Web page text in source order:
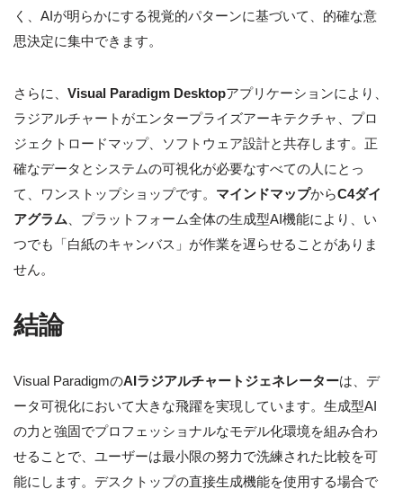
く、AIが明らかにする視覚的パターンに基づいて、的確な意
思決定に集中できます。
さらに、 Visual Paradigm Desktopアプリケーションにより、
ラジアルチャートがエンタープライズアーキテクチャ、プロ
ジェクトロードマップ、ソフトウェア設計と共存します。正
確なデータとシステムの可視化が必要なすべての人にとっ
て、ワンストップショップです。 マインドマップからC4ダイ
アグラム、プラットフォーム全体の生成型AI機能により、い
つでも「白紙のキャンバス」が作業を遅らせることがありま
せん。
結論
Visual ParadigmのAIラジアルチャートジェネレーターは、デ
ータ可視化において大きな飛躍を実現しています。生成型AI
の力と強固でプロフェッショナルなモデル化環境を組み合わ
せることで、ユーザーは最小限の努力で洗練された比較を可
能にします。デスクトップの直接生成機能を使用する場合で